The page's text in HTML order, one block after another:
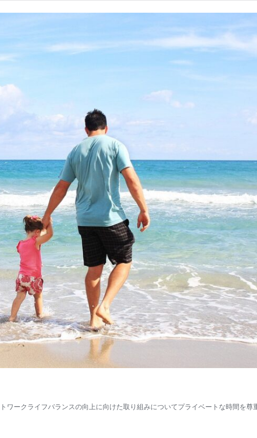
ークライフバランスの向上に向けた取り組みについてプライベートな時間を尊